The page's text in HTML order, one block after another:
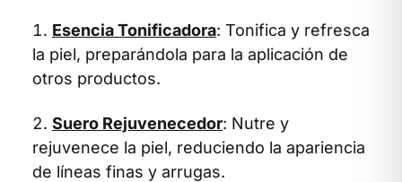
Esencia Tonificadora: Tonifica y refresca
la piel, preparándola para la aplicación de
otros productos.
Suero Rejuvenecedor: Nutre y
rejuvenece la piel, reduciendo la apariencia
de líneas finas y arrugas.